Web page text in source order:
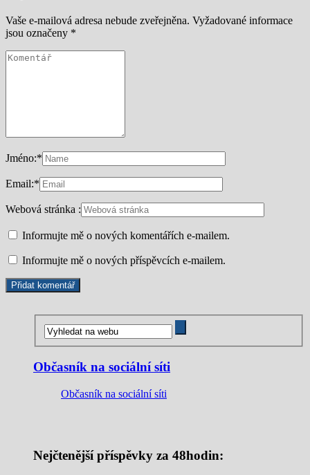
Vaše e-mailová adresa nebude zveřejněna. Vyžadované informace
jsou označeny *
Jméno:*
Email:*
Webová stránka :
Informujte mě o nových komentářích e-mailem.
Informujte mě o nových příspěvcích e-mailem.
Občasník na sociální síti
Občasník na sociální síti
Nejčtenější příspěvky za 48hodin: